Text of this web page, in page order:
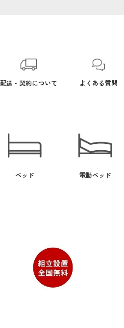
配送・契約について よくある質問
ベッド 電動ベッド